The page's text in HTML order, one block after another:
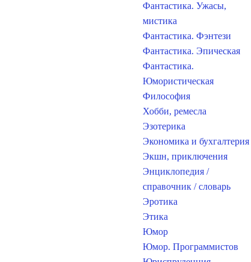
Фантастика. Ужасы,
мистика
Фантастика. Фэнтези
Фантастика. Эпическая
Фантастика.
Юмористическая
Философия
Хобби, ремесла
Эзотерика
Экономика и бухгалтерия
Экшн, приключения
Энциклопедия /
справочник / словарь
Эротика
Этика
Юмор
Юмор. Программистов